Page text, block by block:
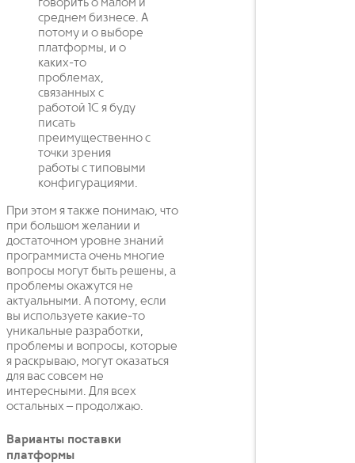
говорить о малом и
среднем бизнесе. А
потому и о выборе
платформы, и о
каких-то
проблемах,
связанных с
работой 1С я буду
писать
преимущественно с
точки зрения
работы с типовыми
конфигурациями.
При этом я также понимаю, что
при большом желании и
достаточном уровне знаний
программиста очень многие
вопросы могут быть решены, а
проблемы окажутся не
актуальными. А потому, если
вы используете какие-то
уникальные разработки,
проблемы и вопросы, которые
я раскрываю, могут оказаться
для вас совсем не
интересными. Для всех
остальных – продолжаю.
Варианты поставки
платформы